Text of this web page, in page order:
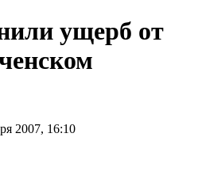
ущерб от
2007, 16:10